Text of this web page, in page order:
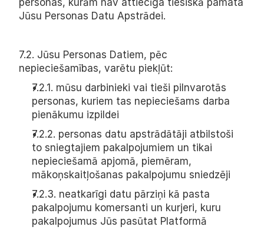
personas, kurām nav attiecīga tiesiskā pamata
Jūsu Personas Datu Apstrādei.
7.2. Jūsu Personas Datiem, pēc
nepieciešamības, varētu piekļūt:
7.2.1. mūsu darbinieki vai tieši pilnvarotās
personas, kuriem tas nepieciešams darba
pienākumu izpildei
7.2.2. personas datu apstrādātāji atbilstoši
to sniegtajiem pakalpojumiem un tikai
nepieciešamā apjomā, piemēram,
mākoņskaitļošanas pakalpojumu sniedzēji
7.2.3. neatkarīgi datu pārziņi kā pasta
pakalpojumu komersanti un kurjeri, kuru
pakalpojumus Jūs pasūtat Platformā